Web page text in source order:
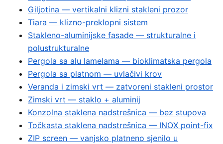
Giljotina — vertikalni klizni stakleni prozor
Tiara — klizno-preklopni sistem
Stakleno-aluminijske fasade — strukturalne i
polustrukturalne
Pergola sa alu lamelama — bioklimatska pergola
Pergola sa platnom — uvlačivi krov
Veranda i zimski vrt — zatvoreni stakleni prostor
Zimski vrt — staklo + aluminij
Konzolna staklena nadstrešnica — bez stupova
Točkasta staklena nadstrešnica — INOX point-fix
ZIP screen — vanjsko platneno sjenilo u